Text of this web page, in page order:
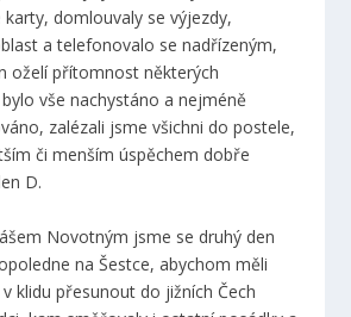
domlouvaly se výjezdy,
a telefonovalo se nadřízeným,
oželí přítomnost některých
vše nachystáno a nejméně
zalézali jsme všichni do postele,
či menším úspěchem dobře
D.
Novotným jsme se druhý den
na Šestce, abychom měli
klidu přesunout do jižních Čech